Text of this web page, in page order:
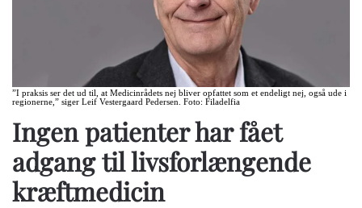
”I praksis ser det ud til, at Medicinrådets nej bliver opfattet som et endeligt nej, også ude i
regionerne,” siger Leif Vestergaard Pedersen. Foto: Filadelfia
Ingen patienter har fået
adgang til livsforlængende
kræftmedicin